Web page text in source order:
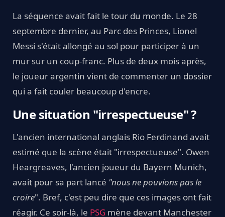
La séquence avait fait le tour du monde. Le 28
septembre dernier, au Parc des Princes, Lionel
Messi s'était allongé au sol pour participer à un
mur sur un coup-franc. Plus de deux mois après,
le joueur argentin vient de commenter un dossier
qui a fait couler beaucoup d'encre.
Une situation "irrespectueuse" ?
L'ancien international anglais Rio Ferdinand avait
estimé que la scène était "irrespectueuse". Owen
Heargreaves, l'ancien joueur du Bayern Munich,
avait pour sa part lancé "nous ne pouvions pas le
croire". Bref, c'est peu dire que ces images ont fait
réagir. Ce soir-là, le PSG mène devant Manchester